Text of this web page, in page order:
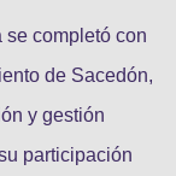
se completó con
de Sacedón,
y gestión
participación